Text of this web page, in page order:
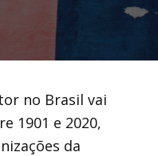
no Brasil vai
1901 e 2020,
da